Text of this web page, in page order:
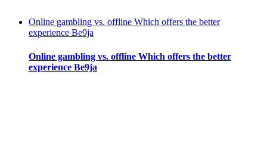
Online gambling vs. offline Which offers the better
experience Be9ja
Online gambling vs. offline Which offers the better
experience Be9ja